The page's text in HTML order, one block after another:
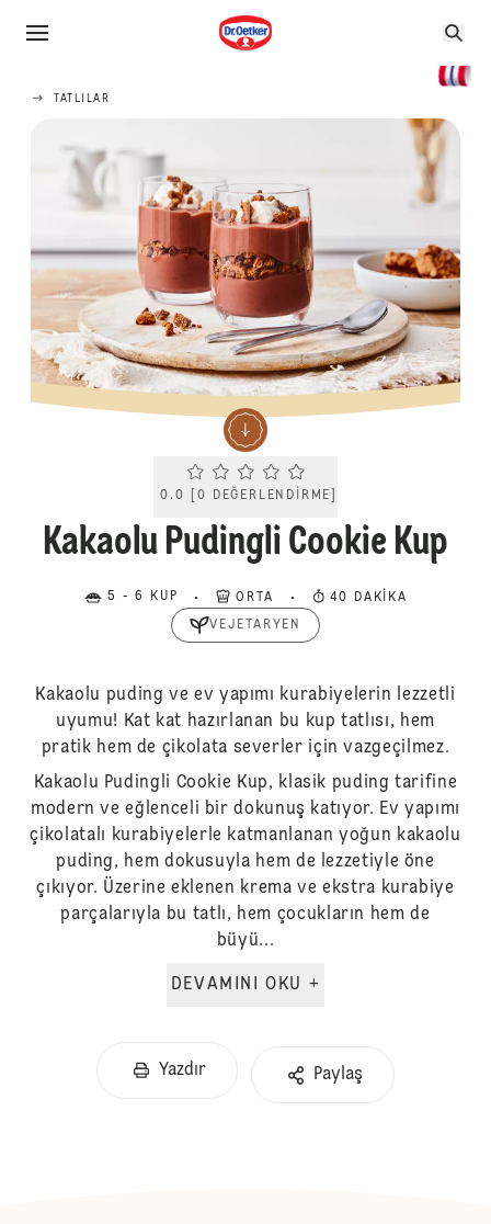
TATLILAR
Current rating 0.0. Click to rate.
0.0 [0 DEĞERLENDIRME
Kakaolu Pudingli Cookie Kup
5 - 6 KUP ORTA 40 DAKIKA
VEJETARYEN
Kakaolu puding ve ev yapımı kurabiyelerin lezzetli
uyumu! Kat kat hazırlanan bu kup tatlısı, hem
pratik hem de çikolata severler için vazgeçilmez.
Kakaolu Pudingli Cookie Kup, klasik puding tarifine
modern ve eğlenceli bir dokunuş katıyor. Ev yapımı
çikolatalı kurabiyelerle katmanlanan yoğun kakaolu
puding, hem dokusuyla hem de lezzetiyle öne
çıkıyor. Üzerine eklenen krema ve ekstra kurabiye
parçalarıyla bu tatlı, hem çocukların hem de
büyü...
DEVAMINI OKU +
Yazdır Paylaş